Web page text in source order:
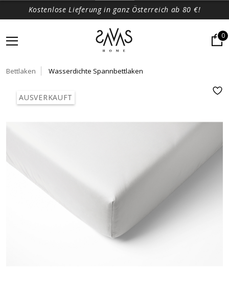
Kostenlose Lieferung in ganz Österreich ab 80 €!
0
Bettlaken Wasserdichte Spannbettlaken
AUSVERKAUFT